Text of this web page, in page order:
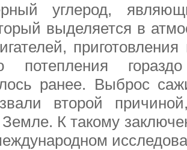
углерод,
выделяется в
потепления
ранее. Выброс
второй
Земле. К такому